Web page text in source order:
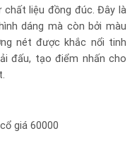
liệu đồng đúc. Đây là
dáng mà còn bởi màu
nét được khắc nổi tinh
đấu, tạo điểm nhấn cho